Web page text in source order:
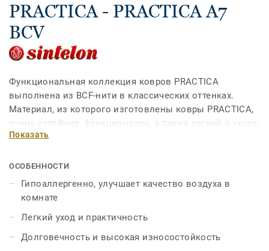
PRACTICA - PRACTICA A7
BCV
Функциональная коллекция ковров PRACTICA
выполнена из BCF-нити в классических оттенках.
Материал, из которого изготовлены ковры PRACTICA,
очень устойчив, функционален, а также легкий в уходе,
быстро и легко чистится.
Показать
ОСОБЕННОСТИ
Гипоаллергенно, улучшает качество воздуха в
комнате
Легкий уход и практичность
Долговечность и высокая износостойкость